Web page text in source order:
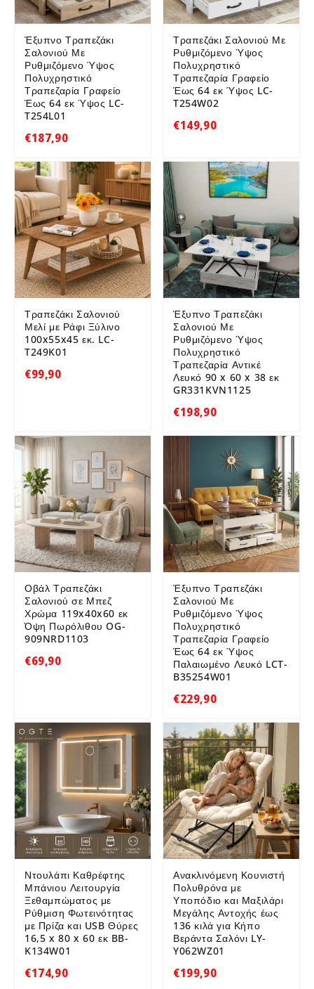
Έξυπνο Τραπεζάκι
Σαλονιού Με
Ρυθμιζόμενο Ύψος
Πολυχρηστικό
Τραπεζαρία Γραφείο
Έως 64 εκ Ύψος LC-
T254L01
€187,90
Τραπεζάκι Σαλονιού Με
Ρυθμιζόμενο Ύψος
Πολυχρηστικό
Τραπεζαρία Γραφείο
Έως 64 εκ Ύψος LC-
T254W02
€149,90
Τραπεζάκι Σαλονιού
Μελί με Ράφι Ξύλινο
100x55x45 εκ. LC-
T249K01
€99,90
Έξυπνο Τραπεζάκι
Σαλονιού Με
Ρυθμιζόμενο Ύψος
Πολυχρηστικό
Τραπεζαρία Αντικέ
Λευκό 90 x 60 x 38 εκ
GR331KVN1125
€198,90
Οβάλ Τραπεζάκι
Σαλονιού σε Μπεζ
Χρώμα 119x40x60 εκ
Όψη Πωρόλιθου OG-
909NRD1103
€69,90
Έξυπνο Τραπεζάκι
Σαλονιού Με
Ρυθμιζόμενο Ύψος
Πολυχρηστικό
Τραπεζαρία Γραφείο
Έως 64 εκ Ύψος
Παλαιωμένο Λευκό LCT-
B35254W01
€229,90
Ντουλάπι Καθρέφτης
Μπάνιου Λειτουργία
Ξεθαμπώματος με
Ρύθμιση Φωτεινότητας
με Πρίζα και USB Θύρες
16,5 x 80 x 60 εκ BB-
K134W01
€174,90
Ανακλινόμενη Κουνιστή
Πολυθρόνα με
Υποπόδιο και Μαξιλάρι
Μεγάλης Αντοχής έως
136 κιλά για Κήπο
Βεράντα Σαλόνι LY-
Y062WZ01
€199,90